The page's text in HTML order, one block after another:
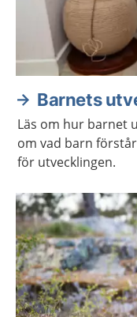
Barnets
Läs om hur barnet
om vad barn
för utvecklingen.